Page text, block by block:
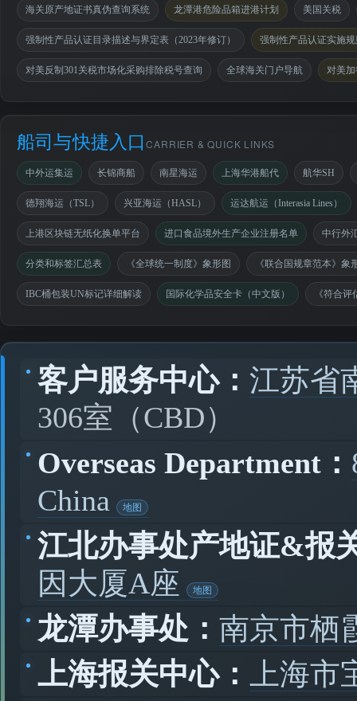
海关原产地证书真伪查询系统 龙潭港危险品箱进港计划 美国关税
强制性产品认证目录描述与界定表（2023年修订） 强制性产品认证实施
对美反制301关税市场化采购排除税号查询 全球海关门户导航 对美
船司与快捷入口CARRIER & QUICK LINKS
中外运集运 长锦商船 南星海运 上海华港船代 航华SH
德翔海运（TSL） 兴亚海运（HASL） 运达航运（Interasia Lines）
上港区块链无纸化换单平台 进口食品境外生产企业注册名单 中行外
分类和标签汇总表 《全球统一制度》象形图 《联合国规章范本》象
IBC桶包装UN标记详细解读 国际化学品安全卡（中文版） 《符合
客户服务中心： 江苏省
306室（CBD）
Overseas Department：
China
江北办事处产地证&报
因大厦A座
龙潭办事处： 南京市栖
上海报关中心：
上海